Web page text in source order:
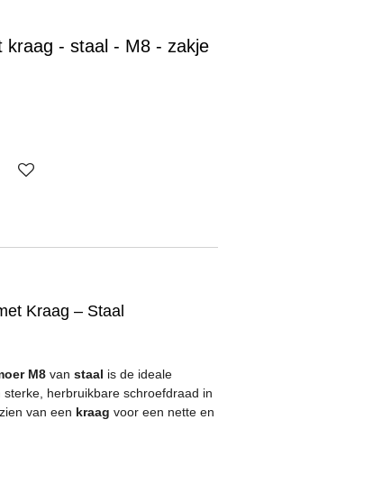
kraag - staal - M8 - zakje
Kraag – Staal
M8 van staal is de ideale
herbruikbare schroefdraad in
van een kraag voor een nette en